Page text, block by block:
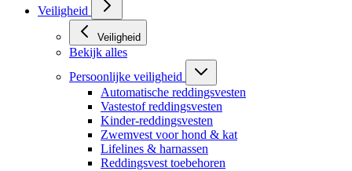
Veiligheid
Veiligheid
Bekijk alles
Persoonlijke veiligheid
Automatische reddingsvesten
Vastestof reddingsvesten
Kinder-reddingsvesten
Zwemvest voor hond & kat
Lifelines & harnassen
Reddingsvest toebehoren